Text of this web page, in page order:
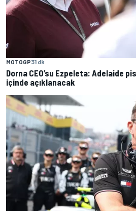
MOTOGP31 dk
Dorna CEO’su Ezpeleta: Adelaide
içinde açıklanacak